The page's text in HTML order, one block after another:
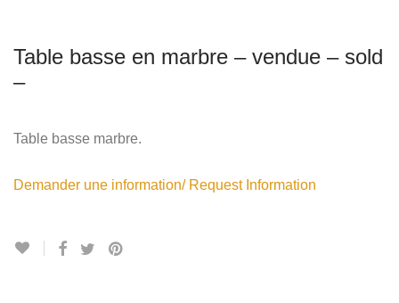
Table basse en marbre – vendue – sold
–
Table basse marbre.
Demander une information/ Request Information